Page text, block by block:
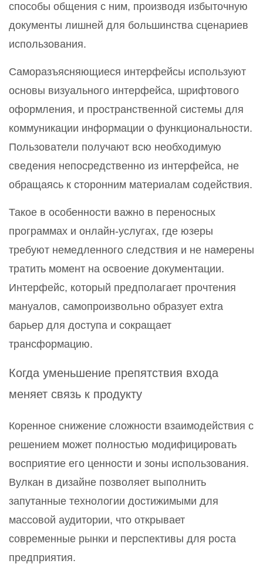
способы общения с ним, производя избыточную
документы лишней для большинства сценариев
использования.
Саморазъясняющиеся интерфейсы используют
основы визуального интерфейса, шрифтового
оформления, и пространственной системы для
коммуникации информации о функциональности.
Пользователи получают всю необходимую
сведения непосредственно из интерфейса, не
обращаясь к сторонним материалам содействия.
Такое в особенности важно в переносных
программах и онлайн-услугах, где юзеры
требуют немедленного следствия и не намерены
тратить момент на освоение документации.
Интерфейс, который предполагает прочтения
мануалов, самопроизвольно образует extra
барьер для доступа и сокращает
трансформацию.
Когда уменьшение препятствия входа
меняет связь к продукту
Коренное снижение сложности взаимодействия с
решением может полностью модифицировать
восприятие его ценности и зоны использования.
Вулкан в дизайне позволяет выполнить
запутанные технологии достижимыми для
массовой аудитории, что открывает
современные рынки и перспективы для роста
предприятия.